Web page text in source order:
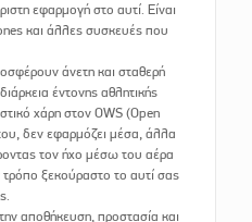
εφαρμογή στο αυτί. Είναι
και άλλες συσκευές που
άνετη και σταθερή
έντονης αθλητικής
χάρη στον OWS (Open
δεν εφαρμόζει μέσα, άλλα
τον ήχο μέσω του αέρα
ξεκούραστο το αυτί σας
αποθήκευση, προστασία και